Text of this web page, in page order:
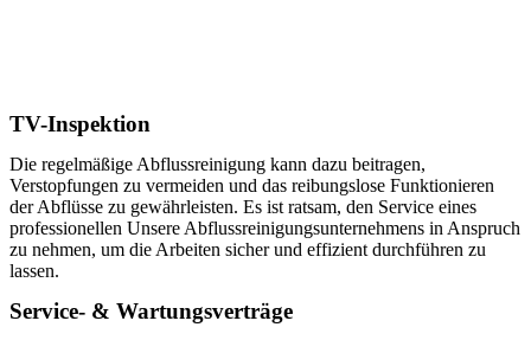
TV-Inspektion
Die regelmäßige Abflussreinigung kann dazu beitragen,
Verstopfungen zu vermeiden und das reibungslose Funktionieren
der Abflüsse zu gewährleisten. Es ist ratsam, den Service eines
professionellen Unsere Abflussreinigungsunternehmens in Anspruch
zu nehmen, um die Arbeiten sicher und effizient durchführen zu
lassen.
Service- & Wartungsverträge